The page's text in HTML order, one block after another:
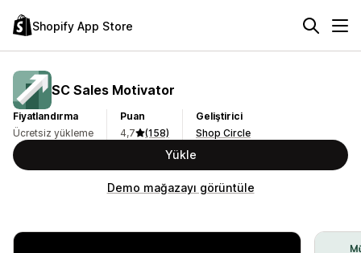
Shopify App Store
SC Sales Motivator
Fiyatlandırma
Ücretsiz yükleme
Puan
4,7
(158)
Geliştirici
Shop Circle
Yükle
Demo mağazayı görüntüle